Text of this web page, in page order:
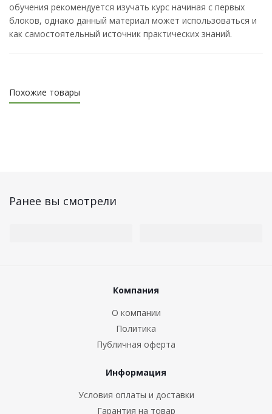
обучения рекомендуется изучать курс начиная с первых
блоков, однако данный материал может использоваться и
как самостоятельный источник практических знаний.
Похожие товары
Ранее вы смотрели
Компания
О компании
Политика
Публичная оферта
Информация
Условия оплаты и доставки
Гарантия на товар